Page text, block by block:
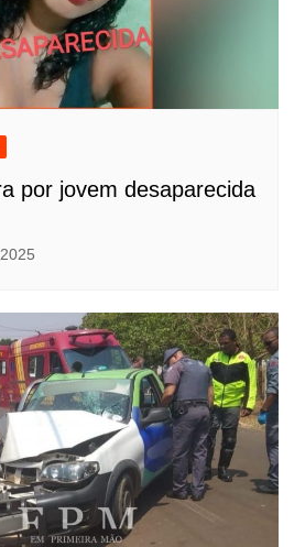
por jovem desaparecida